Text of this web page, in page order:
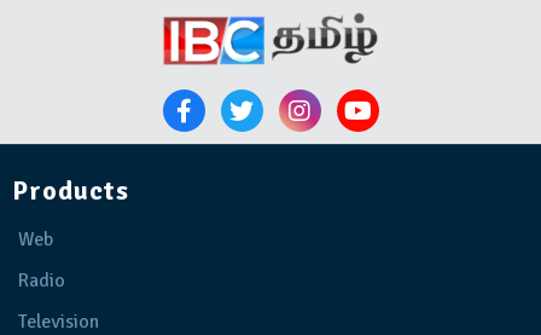
Products
Web
Radio
Television